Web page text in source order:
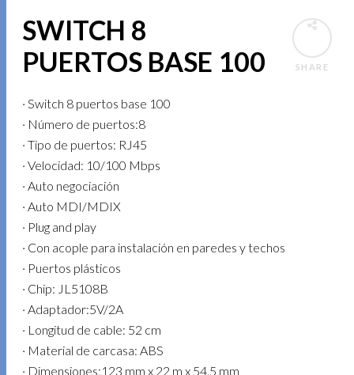
SHARE
SWITCH 8
PUERTOS BASE 100
· Switch 8 puertos base 100
· Número de puertos:8
· Tipo de puertos: RJ45
· Velocidad: 10/100 Mbps
· Auto negociación
· Auto MDI/MDIX
· Plug and play
· Con acople para instalación en paredes y techos
· Puertos plásticos
· Chip: JL5108B
· Adaptador:5V/2A
· Longitud de cable: 52 cm
· Material de carcasa: ABS
· Dimensiones:123 mm x 22 m x 54.5 mm